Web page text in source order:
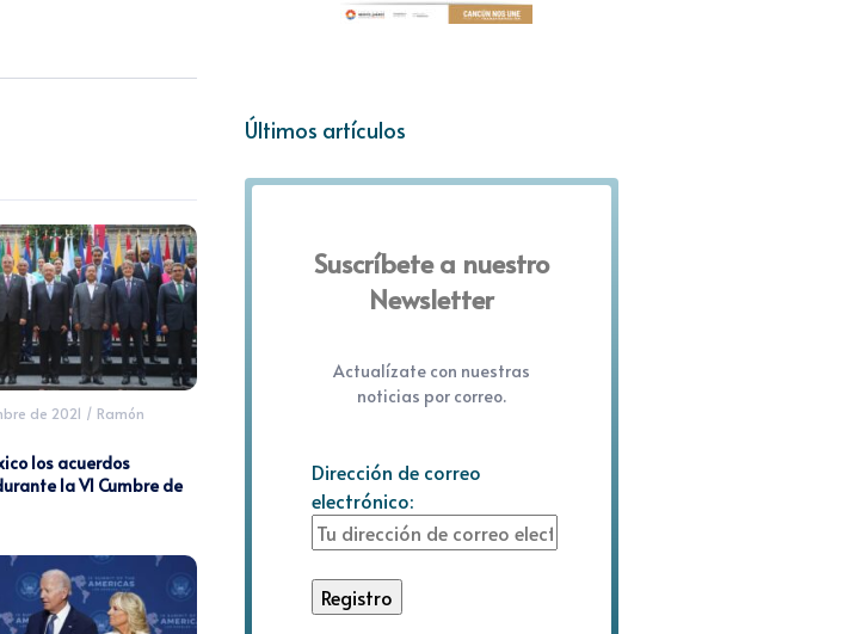
de 2021 / Ramón
los acuerdos
la VI Cumbre de
Últimos artículos
Suscríbete a nuestro
Newsletter
Actualízate con nuestras
noticias por correo.
Dirección de correo
electrónico: